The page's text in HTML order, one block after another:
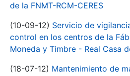
de la FNMT-RCM-CERES
(10-09-12) Servicio de
control en los centros de la
Moneda y Timbre - Real Casa
(18-07-12) Mantenimiento de